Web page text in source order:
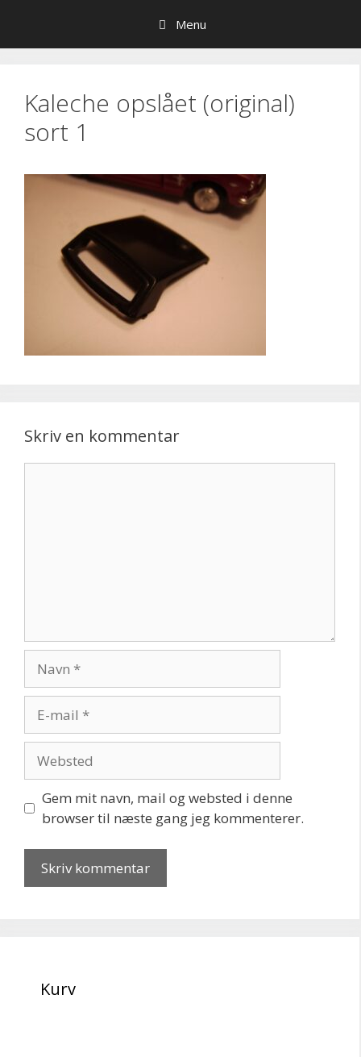
indhold
Menu
Kaleche opslået (original)
sort 1
Skriv en kommentar
mail
Gem mit navn, mail og websted i denne
browser til næste gang jeg kommenterer.
Kurv